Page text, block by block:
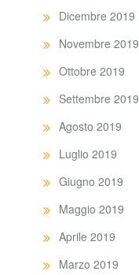
Dicembre 2019
Novembre 2019
Ottobre 2019
Settembre 2019
Agosto 2019
Luglio 2019
Giugno 2019
Maggio 2019
Aprile 2019
Marzo 2019